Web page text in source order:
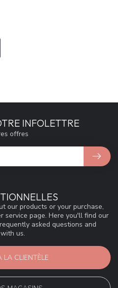
our products or your purchase,
service page. Here you'll find our
asked questions and
us.
LA CLIENTÈLE
INFOLETTRE
offres